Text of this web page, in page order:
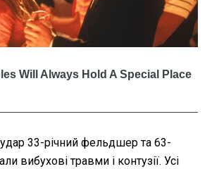
33-річний фельдшер та 63-
вибухові травми і контузії. Усі